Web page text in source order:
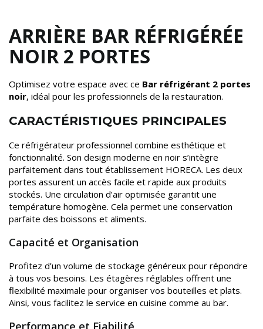
ARRIÈRE BAR RÉFRIGÉRÉE
NOIR 2 PORTES
Optimisez votre espace avec ce Bar réfrigérant 2 portes
noir, idéal pour les professionnels de la restauration.
CARACTÉRISTIQUES PRINCIPALES
Ce réfrigérateur professionnel combine esthétique et
fonctionnalité. Son design moderne en noir s’intègre
parfaitement dans tout établissement HORECA. Les deux
portes assurent un accès facile et rapide aux produits
stockés. Une circulation d’air optimisée garantit une
température homogène. Cela permet une conservation
parfaite des boissons et aliments.
Capacité et Organisation
Profitez d’un volume de stockage généreux pour répondre
à tous vos besoins. Les étagères réglables offrent une
flexibilité maximale pour organiser vos bouteilles et plats.
Ainsi, vous facilitez le service en cuisine comme au bar.
Performance et Fiabilité